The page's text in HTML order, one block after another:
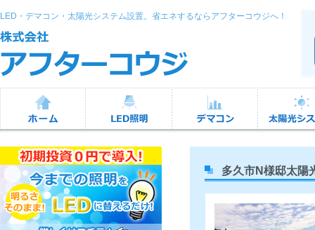
LED・デマコン・太陽光システム設置。省エネするならアフターコウジへ！
多久市N様邸太陽